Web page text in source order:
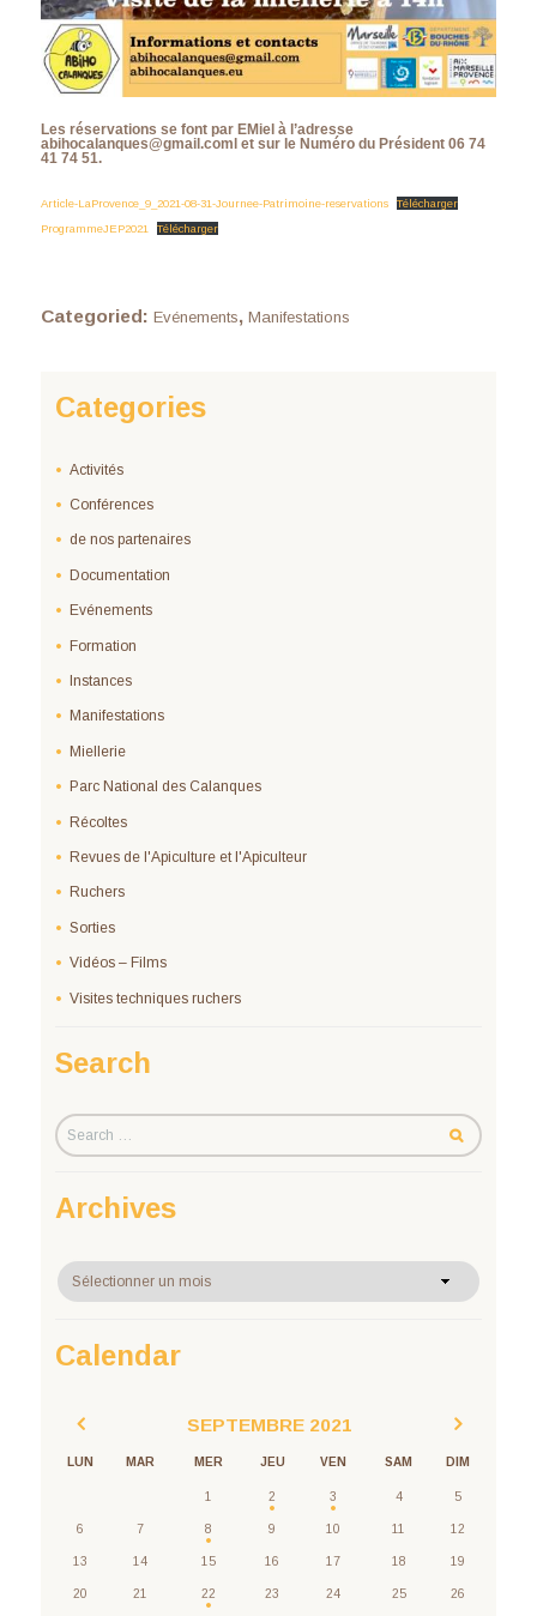
Les réservations se font par EMiel à l’adresse
abihocalanques@gmail.coml et sur le Numéro du Président 06 74
41 74 51.
Article-LaProvence_9_2021-08-31-Journee-Patrimoine-reservations
Télécharger
ProgrammeJEP2021
Télécharger
Categoried: Evénements, Manifestations
Categories
Activités
Conférences
de nos partenaires
Documentation
Evénements
Formation
Instances
Manifestations
Miellerie
Parc National des Calanques
Récoltes
Revues de l'Apiculture et l'Apiculteur
Ruchers
Sorties
Vidéos – Films
Visites techniques ruchers
Search
Archives
Archives
Calendar
SEPTEMBRE 2021
LUN MAR MER JEU VEN SAM DIM
1 2 3 4 5
6 7 8 9 10 11 12
13 14 15 16 17 18 19
20 21 22 23 24 25 26